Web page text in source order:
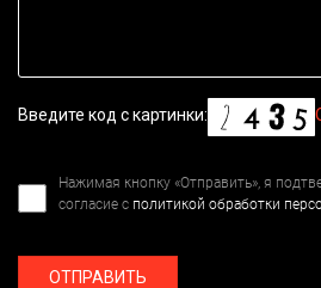
Введите код с картинки:
Нажимая кнопку «Отправить», я
согласие с политикой обработки
ОТПРАВИТЬ